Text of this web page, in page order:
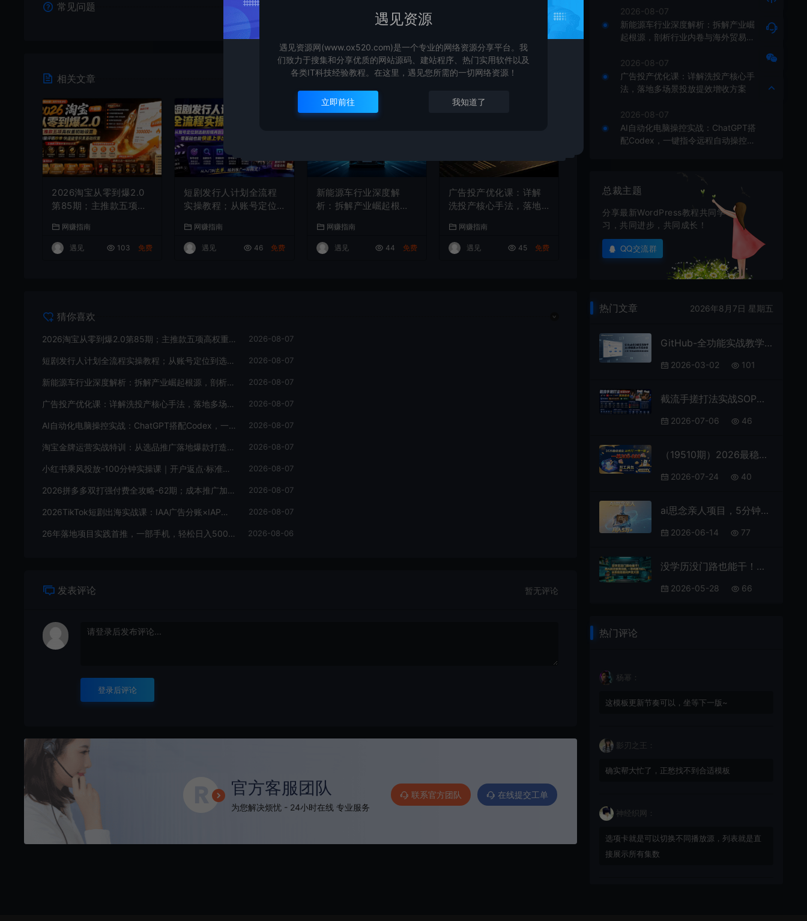
常见问题
相关文章
2026淘宝从零到爆2.0
第85期；主推款五项高
评晒秒单快速破零积累
基础权重
网赚指南
遇见 103 免费
短剧发行人计划全流程
实操教程；从账号定位
巧，零基础也能快速上
手出单
网赚指南
遇见 46 免费
新能源车行业深度解
析：拆解产业崛起根
外贸易争端现状
网赚指南
遇见 44 免费
广告投产优化课：详解
洗投产核心手法，落地
案 网赚指南
遇见 45 免费
猜你喜欢
2026淘宝从零到爆2.0第85期；主推款五项高权重初始设置，改销量评晒秒单快速破零积累基础权重 2026-08-07
短剧发行人计划全流程实操教程；从账号定位到选剧剪辑再到发布技巧，零基础也能快速上手出单 2026-08-07
新能源车行业深度解析：拆解产业崛起根源，剖析行业内卷与海外贸易争端现状 2026-08-07
广告投产优化课：详解洗投产核心手法，落地多场景投放提效增收方案 2026-08-07
AI自动化电脑操控实战：ChatGPT搭配Codex，一键指令远程自动操控电脑完成工作 2026-08-07
淘宝金牌运营实战特训：从选品推广落地爆款打造，店铺运营全链路拆解 2026-08-07
小红书乘风投放-100分钟实操课｜开户返点·标准投搭建·莱卡定向，新店建模撬动笔记自然流量全套教学 2026-08-07
2026拼多多双打强付费全攻略-62期；成本推广加托管双剑合璧，系统讲解7种付费玩法优劣势与选择策略 2026-08-07
2026TikTok短剧出海实战课：IAA广告分账×IAP付费变现×账号搭建×平台规则×双轨爆发×回款全流程 2026-08-07
26年落地项目实践首推，一部手机，轻松日入500+，长期稳定 2026-08-06
发表评论 暂无评论
登录后评论
官方客服团队
为您解决烦忧 - 24小时在线 专业服务
联系官方团队 在线提交工单
2026-08-07
新能源车行业深度解析：拆解产业崛
起根源，剖析行业内卷与海外贸易争
2026-08-07
广告投产优化课：详解洗投产核心手
法，落地多场景投放提效增收方案
2026-08-07
AI自动化电脑操控实战：ChatGPT搭
配Codex，一键指令远程自动操控电
总裁主题
分享最新WordPress教程共同学
习，共同进步，共同成长！
QQ交流群
热门文章 2026年8月7日 星期五
GitHub-全功能实战教学，从0到精通39节系统课，小白一学就会彻底吃透版本控制
2026-03-02 101
截流手搓打法实战SOP，抖音小红书视频号精准截流，快速获客，低成本高转化，一看即会
2026-07-06 46
（19510期）2026最稳副业：AI代写一单300-800，一单一结，附工具包
2026-07-24 40
ai思念亲人项目，5分钟一个视频，配合伙伴计划收益，月入5万+
2026-06-14 77
没学历没门路也能干！用AI搞定教育动画，一单纯賺700+，全靠信息差闷声发大财【揭秘】
2026-05-28 66
热门评论
杨幂：
这模板更新节奏可以，坐等下一版~
影刃之王：
确实帮大忙了，正愁找不到合适模板
神经织网：
选项卡就是可以切换不同播放源，列表就是直
接展示所有集数
遇见资源
遇见资源网(www.ox520.com)是一个专业的网络资源分享平台。我
们致力于搜集和分享优质的网站源码、建站程序、热门实用软件以及
各类IT科技经验教程。在这里，遇见您所需的一切网络资源！
立即前往 我知道了